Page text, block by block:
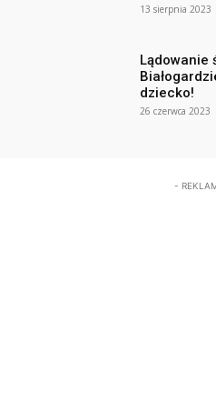
13 sierpnia 2023
Lądowanie
dziecko!
26 czerwca 2023
-